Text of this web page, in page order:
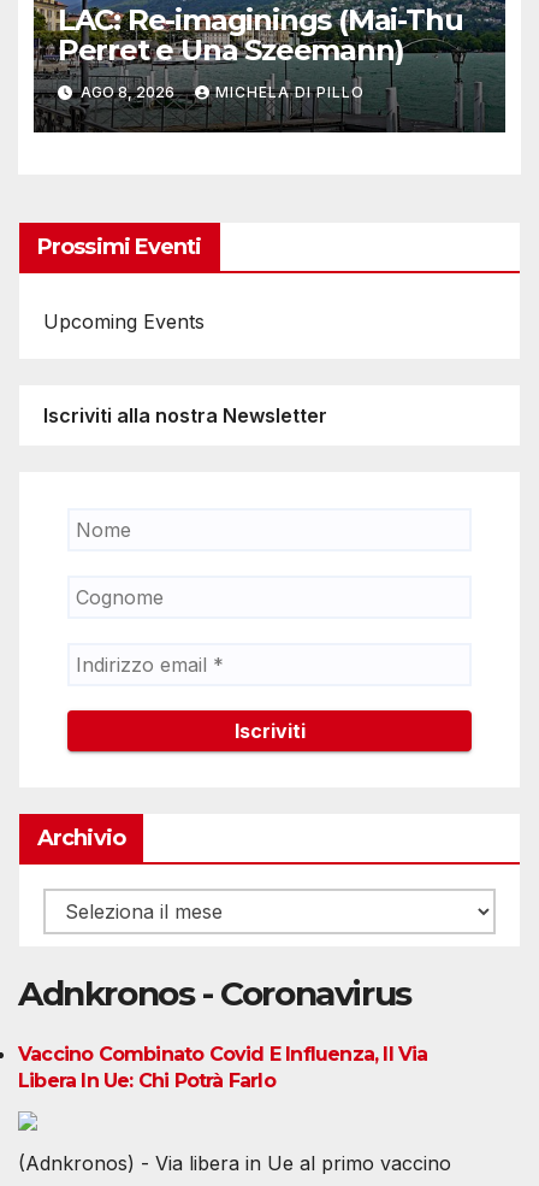
LAC: Re-imaginings (Mai-Thu
Perret e Una Szeemann)
AGO 8, 2026 MICHELA DI PILLO
Prossimi Eventi
Upcoming Events
Iscriviti alla nostra Newsletter
Archivio
Archivio
Adnkronos - Coronavirus
Vaccino Combinato Covid E Influenza, Il Via
Libera In Ue: Chi Potrà Farlo
(Adnkronos) - Via libera in Ue al primo vaccino